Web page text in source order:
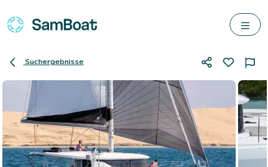
Suchergebnisse